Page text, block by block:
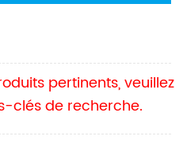
pertinents, veuillez
clés de recherche.